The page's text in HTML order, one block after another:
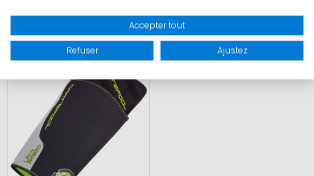
Accepter tout
Refuser Ajustez